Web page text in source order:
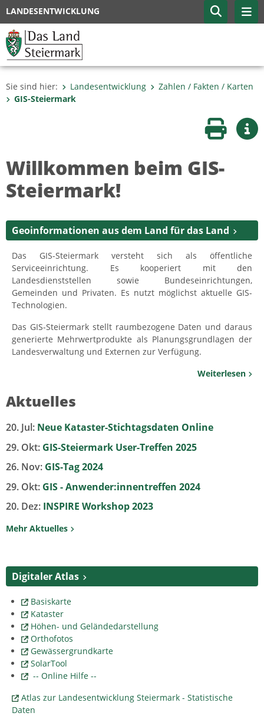
LANDESENTWICKLUNG
Sie sind hier: Landesentwicklung
Zahlen / Fakten / Karten
GIS-Steiermark
Seite
Willkommen beim GIS-
Steiermark!
Geoinformationen aus dem Land für das Land
Das GIS-Steiermark versteht sich als öffentliche
Serviceeinrichtung. Es kooperiert mit den
Landesdienststellen sowie Bundeseinrichtungen,
Gemeinden und Privaten. Es nutzt möglichst aktuelle GIS-
Technologien.
Das GIS-Steiermark stellt raumbezogene Daten und daraus
generierte Mehrwertprodukte als Planungsgrundlagen der
Landesverwaltung und Externen zur Verfügung.
Weiterlesen
Aktuelles
20. Jul: Neue Kataster-Stichtagsdaten Online
29. Okt: GIS-Steiermark User-Treffen 2025
26. Nov: GIS-Tag 2024
29. Okt: GIS - Anwender:innentreffen 2024
20. Dez: INSPIRE Workshop 2023
Mehr Aktuelles
Digitaler Atlas
Basiskarte
Kataster
Höhen- und Geländedarstellung
Orthofotos
Gewässergrundkarte
SolarTool
-- Online Hilfe --
Atlas zur Landesentwicklung Steiermark - Statistische
Daten